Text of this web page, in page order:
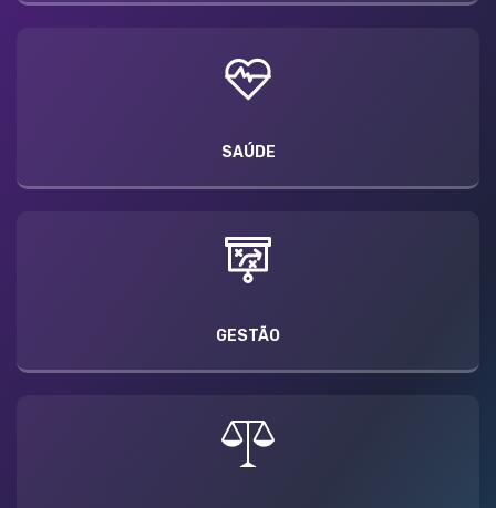
SAÚDE
GESTÃO